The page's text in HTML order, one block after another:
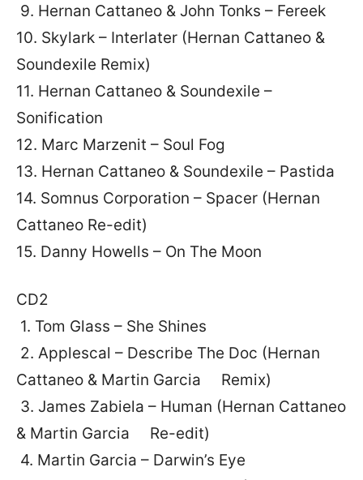
9. Hernan Cattaneo & John Tonks – Fereek
10. Skylark – Interlater (Hernan Cattaneo &
Soundexile Remix)
11. Hernan Cattaneo & Soundexile –
Sonification
12. Marc Marzenit – Soul Fog
13. Hernan Cattaneo & Soundexile – Pastida
14. Somnus Corporation – Spacer (Hernan
Cattaneo Re-edit)
15. Danny Howells – On The Moon
CD2
1. Tom Glass – She Shines
2. Applescal – Describe The Doc (Hernan
Cattaneo & Martin Garcia Remix)
3. James Zabiela – Human (Hernan Cattaneo
& Martin Garcia Re-edit)
4. Martin Garcia – Darwin’s Eye